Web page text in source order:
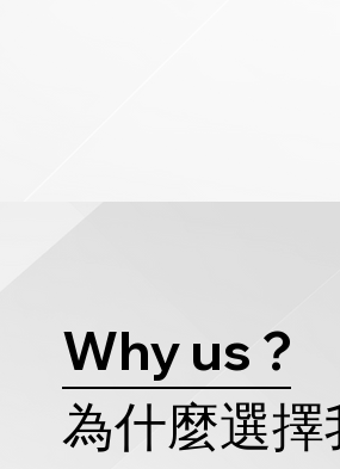
Why us ?
為什麼選擇